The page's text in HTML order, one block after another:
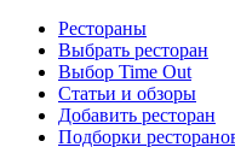
Рестораны
Выбрать ресторан
Выбор Time Out
Статьи и обзоры
Добавить ресторан
Подборки